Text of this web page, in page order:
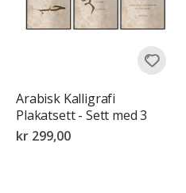
Arabisk Kalligrafi
Plakatsett - Sett med 3
kr 299,00